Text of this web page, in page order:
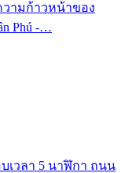
วามก้าวหน้าของ
Phú -…
เวลา 5 นาฬิกา ถนน